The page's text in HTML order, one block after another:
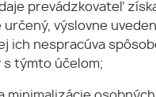
prevádzkovateľ
určený, výslovne
ich nespracúva
týmto účelom;